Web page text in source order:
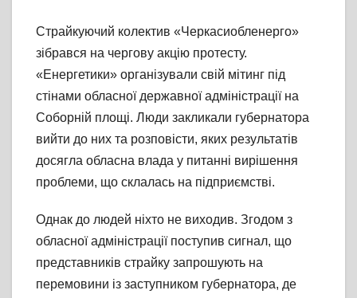
Страйкуючий колектив «Черкасиобленерго»
зібрався на чергову акцію протесту.
«Енергетики» організували свій мітинг під
стінами обласної державної адміністрації на
Соборній площі. Люди закликали губернатора
вийти до них та розповісти, яких результатів
досягла обласна влада у питанні вирішення
проблеми, що склалась на підприємстві.
Однак до людей ніхто не виходив. Згодом з
обласної адміністрації поступив сигнал, що
представників страйку запрошують на
перемовини із заступником губернатора, де